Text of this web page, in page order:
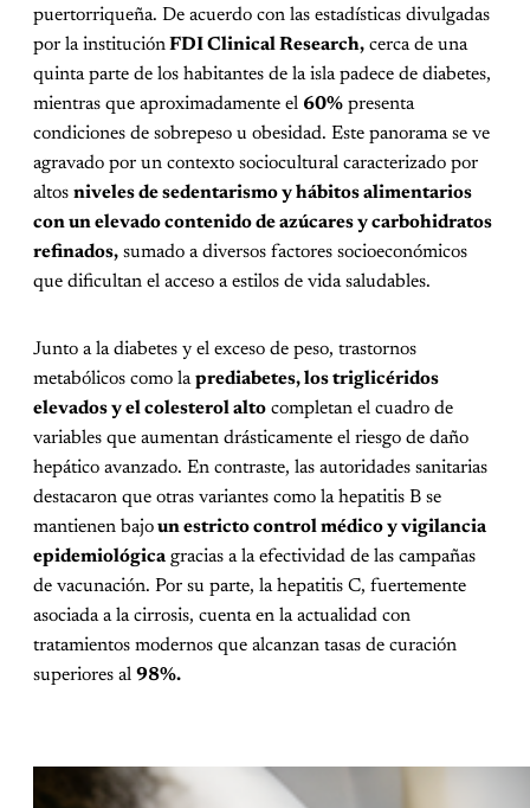
puertorriqueña. De acuerdo con las estadísticas divulgadas
por la instituciónFDI Clinical Research, cerca de una
quinta parte de los habitantes de la isla padece de diabetes,
mientras que aproximadamente el 60% presenta
condiciones de sobrepeso u obesidad. Este panorama se ve
agravado por un contexto sociocultural caracterizado por
altos niveles de sedentarismo y hábitos alimentarios
con un elevado contenido de azúcares y carbohidratos
refinados, sumado a diversos factores socioeconómicos
que dificultan el acceso a estilos de vida saludables.
Junto a la diabetes y el exceso de peso, trastornos
metabólicos como laprediabetes, los triglicéridos
elevados y el colesterol alto completan el cuadro de
variables que aumentan drásticamente el riesgo de daño
hepático avanzado. En contraste, las autoridades sanitarias
destacaron que otras variantes como la hepatitis B se
mantienen bajoun estricto control médico y vigilancia
epidemiológica gracias a la efectividad de las campañas
de vacunación. Por su parte, la hepatitis C, fuertemente
asociada a la cirrosis, cuenta en la actualidad con
tratamientos modernos que alcanzan tasas de curación
superiores al 98%.